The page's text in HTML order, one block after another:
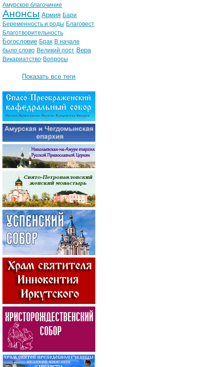
Амурское благочиние
Анонсы Армия Бари
Беременность и роды Благовест
Благотворительность
Богословие Брак В начале
было слово Великий пост Вера
Викариатство Вопросы
Показать все теги